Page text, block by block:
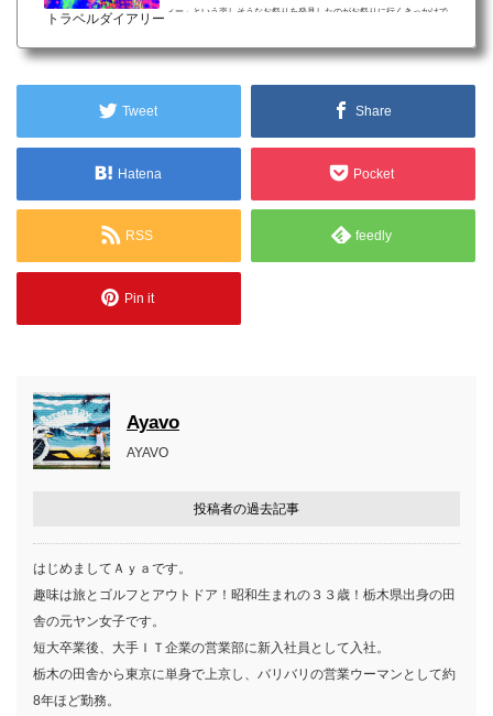
ィー」という楽しそうなお祭りを発見したのがお祭りに行くきっかけで
が集合！世界三大レイブのひとつ！ 暗闇の中蛍光色に光るボディーペイ
だけど世界で一番面白くピースな場所！世界の...
トラベルダイアリー
Tweet Share
Hatena Pocket
RSS feedly
Pin it
Ayavo
AYAVO
投稿者の過去記事
はじめましてＡｙａです。
趣味は旅とゴルフとアウトドア！昭和生まれの３３歳！栃木県出身の田
舎の元ヤン女子です。
短大卒業後、大手ＩＴ企業の営業部に新入社員として入社。
栃木の田舎から東京に単身で上京し、バリバリの営業ウーマンとして約
8年ほど勤務。